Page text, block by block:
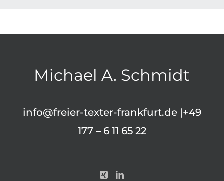
Michael A. Schmidt
info@freier-texter-frankfurt.de|+49
177 – 6 11 65 22